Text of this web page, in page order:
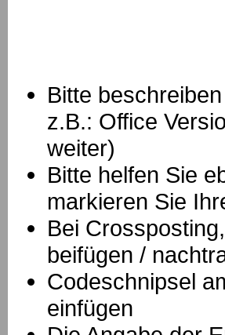
Bitte
z.B.: Office
weiter)
Bitte helfen Sie
markieren Sie
Bei
beifügen /
Codeschnipsel
einfügen